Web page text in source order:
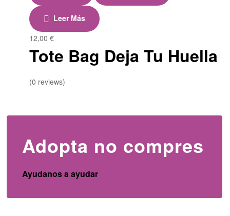
Leer Más
12,00 €
Tote Bag Deja Tu Huella
(0 reviews)
Adopta no compres
Ayudanos a ayudar